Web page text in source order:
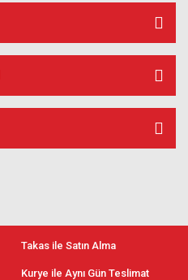
Takas ile Satın Alma
Kurye ile Aynı Gün Teslimat